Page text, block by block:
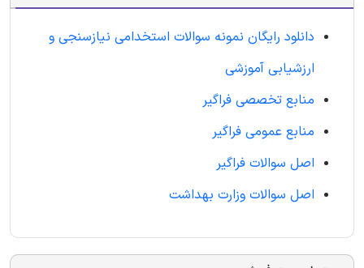
دانلود رایگان نمونه سوالات استخدامی نیازسنجی و
ارزشیابی آموزشی
منابع تخصصی فراگیر
منابع عمومی فراگیر
اصل سوالات فراگیر
اصل سوالات وزارت بهداشت